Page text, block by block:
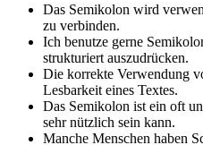
Das Semikolon wird
zu verbinden.
Ich benutze gerne
strukturiert auszudrücken.
Die korrekte Verwendung
Lesbarkeit eines Textes.
Das Semikolon ist ein oft
sehr nützlich sein kann.
Manche Menschen haben